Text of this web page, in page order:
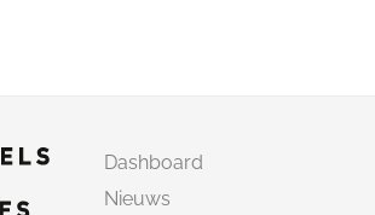
Dashboard
Nieuws